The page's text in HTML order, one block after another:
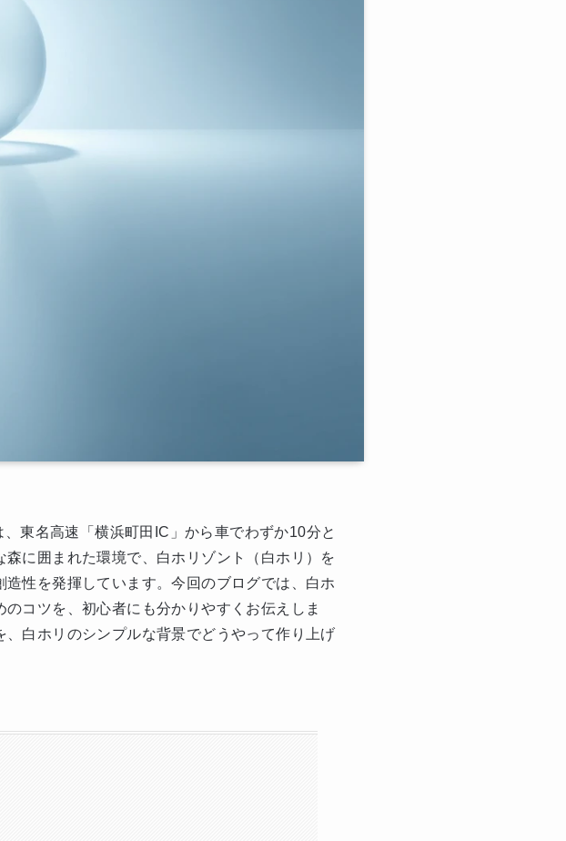
東名高速「横浜町田IC」から車でわずか10分と
に囲まれた環境で、白ホリゾント（白ホリ）を
性を発揮しています。今回のブログでは、白ホ
コツを、初心者にも分かりやすくお伝えしま
白ホリのシンプルな背景でどうやって作り上げ